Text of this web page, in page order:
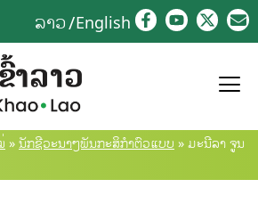
ລາວ English
» ນັກຊີວະນາໆພັນກະສິກຳຕົວແບບ » ມະນີລາ ຈູນ